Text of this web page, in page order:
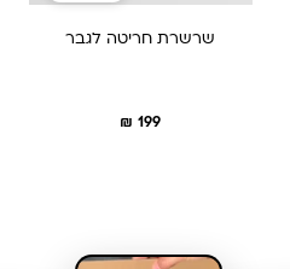
שרשרת חריטה לגבר
₪ 199